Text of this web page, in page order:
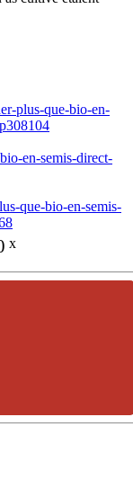
plus-que-bio-en-
en-semis-direct-
que-bio-en-semis-
x